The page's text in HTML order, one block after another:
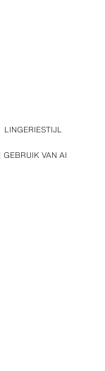
GEBRUIK VAN AI
LINGERIESTIJL